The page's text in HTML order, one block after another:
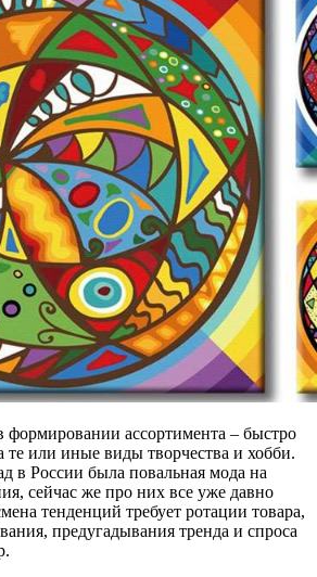
формировании ассортимента – быстро
или иные виды творчества и хобби.
в России была повальная мода на
сейчас же про них все уже давно
тенденций требует ротации товара,
предугадывания тренда и спроса